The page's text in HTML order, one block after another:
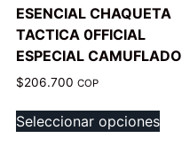
ESENCIAL CHAQUETA
TACTICA 0FFICIAL
ESPECIAL CAMUFLADO
$206.700 COP
Seleccionar opciones